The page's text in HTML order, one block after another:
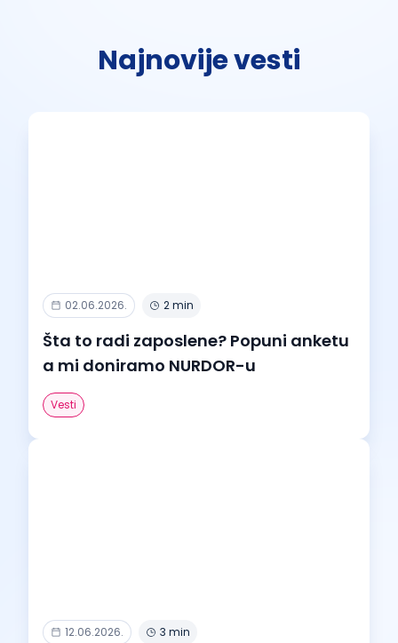
Najnovije vesti
02.06.2026. 2 min
Šta to radi zaposlene? Popuni anketu
a mi doniramo NURDOR-u
Vesti
12.06.2026. 3 min